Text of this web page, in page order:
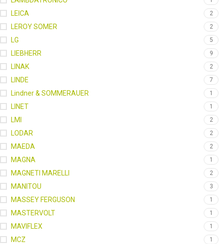
LEICA 2
LEROY SOMER 2
LG 5
LIEBHERR 9
LINAK 2
LINDE 7
Lindner & SOMMERAUER 1
LINET 1
LMI 2
LODAR 2
MAEDA 2
MAGNA 1
MAGNETI MARELLI 2
MANITOU 3
MASSEY FERGUSON 1
MASTERVOLT 1
MAVIFLEX 1
MCZ 1